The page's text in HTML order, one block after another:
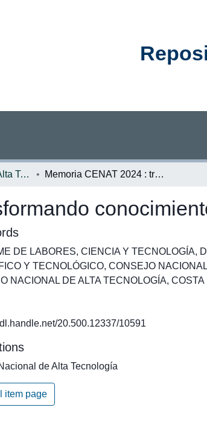
Centro Nacional de Alta Tecnología Memoria CENAT 2024 : transformando conocimiento en desarrollo
DE LABORES, CIENCIA Y TECNOLOGÍA,
Y TECNOLÓGICO, CONSEJO
NACIONAL DE ALTA TECNOLOGÍA, COSTA
20.500.12337/10591
de Alta Tecnología
item page